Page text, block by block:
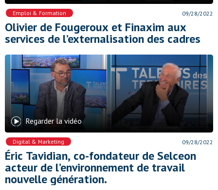
Emploi & Formation 09/28/2022
Olivier de Fougeroux et Finaxim aux
services de l’externalisation des cadres
Regarder la vidéo
Digital & Marketing 09/28/2022
Éric Tavidian, co-fondateur de Selceon
acteur de l’environnement de travail
nouvelle génération.